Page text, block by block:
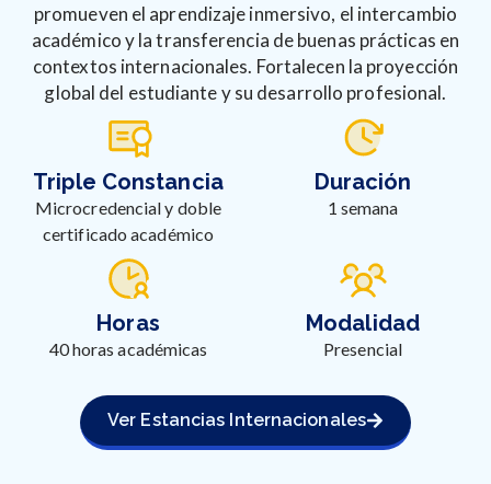
promueven el aprendizaje inmersivo, el intercambio
académico y la transferencia de buenas prácticas en
contextos internacionales. Fortalecen la proyección
global del estudiante y su desarrollo profesional.
Triple Constancia
Microcredencial y doble
certificado académico
Duración
1 semana
Horas
40 horas académicas
Modalidad
Presencial
Ver Estancias Internacionales